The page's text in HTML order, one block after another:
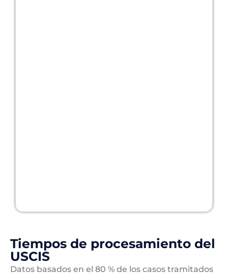
Tiempos de procesamiento del
USCIS
Datos basados en el 80 % de los casos tramitados